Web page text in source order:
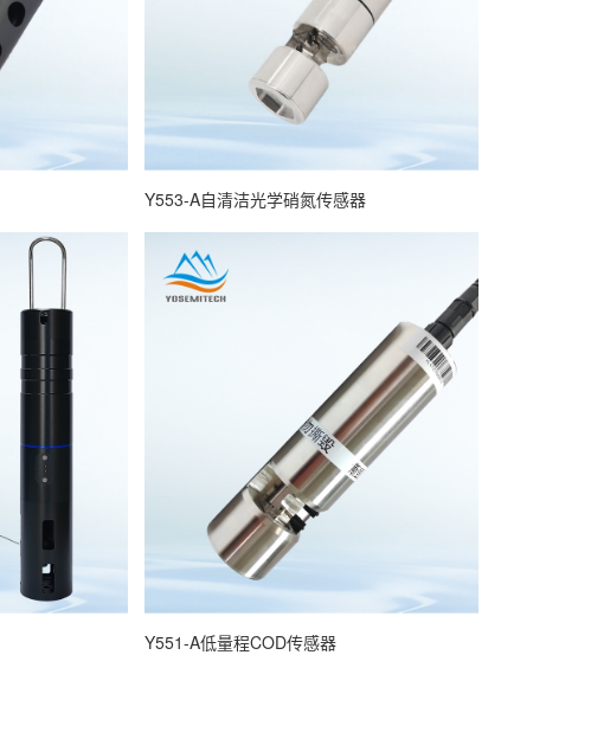
Y553-A自清洁光学硝氮传感器
Y551-A低量程COD传感器